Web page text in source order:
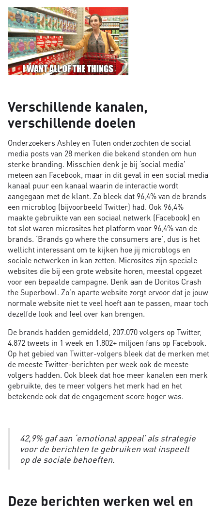
Verschillende kanalen,
verschillende doelen
Onderzoekers Ashley en Tuten onderzochten de social
media posts van 28 merken die bekend stonden om hun
sterke branding. Misschien denk je bij ‘social media’
meteen aan Facebook, maar in dit geval in een social media
kanaal puur een kanaal waarin de interactie wordt
aangegaan met de klant. Zo bleek dat 96,4% van de brands
een microblog (bijvoorbeeld Twitter) had. Ook 96,4%
maakte gebruikte van een sociaal netwerk (Facebook) en
tot slot waren microsites het platform voor 96,4% van de
brands. ‘Brands go where the consumers are’, dus is het
wellicht interessant om te kijken hoe jij microblogs en
sociale netwerken in kan zetten. Microsites zijn speciale
websites die bij een grote website horen, meestal opgezet
voor een bepaalde campagne. Denk aan de Doritos Crash
the Superbowl. Zo’n aparte website zorgt ervoor dat je jouw
normale website niet te veel hoeft aan te passen, maar toch
dezelfde look and feel over kan brengen.
De brands hadden gemiddeld, 207.070 volgers op Twitter,
4.872 tweets in 1 week en 1.802+ miljoen fans op Facebook.
Op het gebied van Twitter-volgers bleek dat de merken met
de meeste Twitter-berichten per week ook de meeste
volgers hadden. Ook bleek dat hoe meer kanalen een merk
gebruikte, des te meer volgers het merk had en het
betekende ook dat de engagement score hoger was.
42,9% gaf aan ‘emotional appeal’ als strategie
voor de berichten te gebruiken wat inspeelt
op de sociale behoeften.
Deze berichten werken wel en